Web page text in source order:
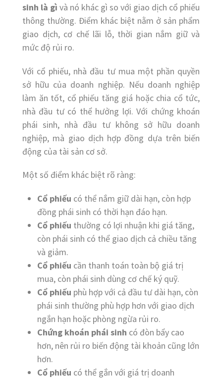
sinh là gì và nó khác gì so với giao dịch cổ phiếu
thông thường. Điểm khác biệt nằm ở sản phẩm
giao dịch, cơ chế lãi lỗ, thời gian nắm giữ và
mức độ rủi ro.
Với cổ phiếu, nhà đầu tư mua một phần quyền
sở hữu của doanh nghiệp. Nếu doanh nghiệp
làm ăn tốt, cổ phiếu tăng giá hoặc chia cổ tức,
nhà đầu tư có thể hưởng lợi. Với chứng khoán
phái sinh, nhà đầu tư không sở hữu doanh
nghiệp, mà giao dịch hợp đồng dựa trên biến
động của tài sản cơ sở.
Một số điểm khác biệt rõ ràng:
Cổ phiếu có thể nắm giữ dài hạn, còn hợp
đồng phái sinh có thời hạn đáo hạn.
Cổ phiếu thường có lợi nhuận khi giá tăng,
còn phái sinh có thể giao dịch cả chiều tăng
và giảm.
Cổ phiếu cần thanh toán toàn bộ giá trị
mua, còn phái sinh dùng cơ chế ký quỹ.
Cổ phiếu phù hợp với cả đầu tư dài hạn, còn
phái sinh thường phù hợp hơn với giao dịch
ngắn hạn hoặc phòng ngừa rủi ro.
Chứng khoán phái sinh có đòn bẩy cao
hơn, nên rủi ro biến động tài khoản cũng lớn
hơn.
Cổ phiếu có thể gắn với giá trị doanh